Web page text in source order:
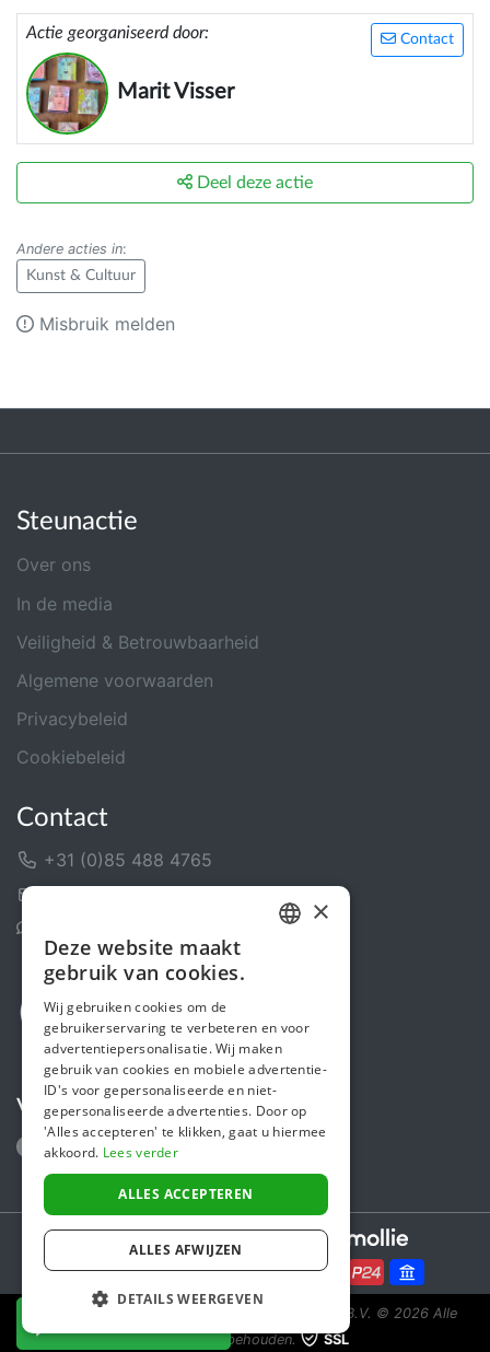
ontmoeten. Want ouder worden doen we samen!
Contact
Actie georganiseerd door:
Marit Visser
Deel deze actie
Andere acties in:
Kunst & Cultuur
Misbruik melden
Steunactie
Over ons
In de media
Veiligheid & Betrouwbaarheid
Algemene voorwaarden
Privacybeleid
Cookiebeleid
Contact
+31 (0)85 488 4765
Volg ons
Secure payments powered by
Steunactie is een initiatief van Sponsor Europe B.V. © 2026 Alle
rechten voorbehouden.
SSL
ENGLISH
×
Deze website maakt
gebruik van cookies.
Wij gebruiken cookies om de
gebruikerservaring te verbeteren en voor
advertentiepersonalisatie. Wij maken
gebruik van cookies en mobiele advertentie-
ID's voor gepersonaliseerde en niet-
gepersonaliseerde advertenties. Door op
'Alles accepteren' te klikken, gaat u hiermee
akkoord. Lees verder
ALLES ACCEPTEREN
ALLES AFWIJZEN
DETAILS WEERGEVEN